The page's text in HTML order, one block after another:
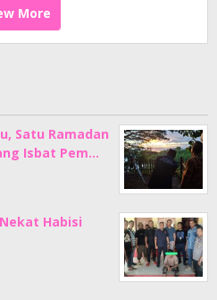
More
Satu Ramadan
Isbat Pem…
Habisi